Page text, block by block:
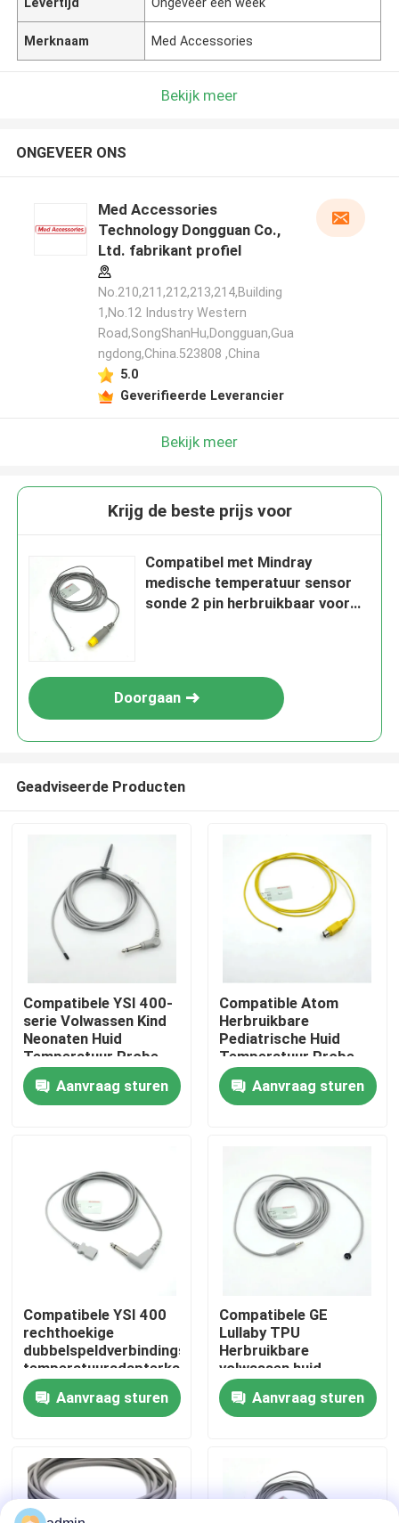
Thuis
Producten
Fabrieksreis
Kwaliteitscontrole
Vraag een offerte aan
Spo2-sensorkabel
Beschikbare SPO2-Sensor
Opnieuw te gebruiken spO2-sensor
Merknaam Med Accessories
Bekijk meer
ONGEVEER ONS
Med Accessories
Technology Dongguan Co.,
Ltd. fabrikant profiel
No.210,211,212,213,214,Building
1,No.12 Industry Western
Road,SongShanHu,Dongguan,Gua
ngdong,China.523808 ,China
5.0
Geverifieerde Leverancier
Bekijk meer
Krijg de beste prijs voor
Compatibel met Mindray
medische temperatuur sensor
sonde 2 pin herbruikbaar voor
Doorgaan
Geadviseerde Producten
Compatibele YSI 400-
serie Volwassen Kind
Neonaten Huid
Temperatuur Probe
Temperatuur Probe
Aanvraag sturen
Compatible Atom
Herbruikbare
Pediatrische Huid
Temperatuur Probe
Aanvraag sturen
Compatibele YSI 400
rechthoekige
dubbelspeldverbindings-
temperatuuradapterkabel
voor eenmalige
temperatuursonde
Aanvraag sturen
Compatibele GE
Lullaby TPU
Herbruikbare
volwassen huid
Temperatuursonde
Voor Temperatuur
Monitoring
Aanvraag sturen